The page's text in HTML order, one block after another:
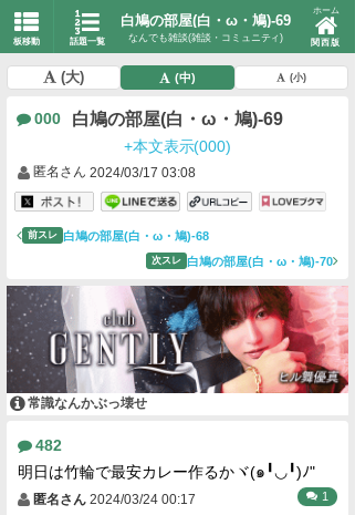
板移動 話題一覧
白鳩の部屋(白・ω・鳩)-69
なんでも雑談(雑談・コミュニティ)
ホーム
関西版
(大) (中) (小)
000 白鳩の部屋(白・ω・鳩)-69
+本文表示(000)
匿名さん 2024/03/17 03:08
前スレ 白鳩の部屋(白・ω・鳩)-68
次スレ 白鳩の部屋(白・ω・鳩)-70
常識なんかぶっ壊せ
482
明日は竹輪で最安カレー作るかヾ(๑╹◡╹)ﾉ"
匿名さん 2024/03/24 00:17 1